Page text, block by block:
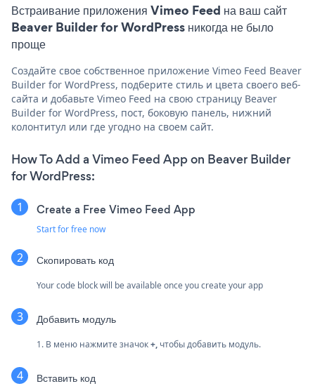
Встраивание приложения Vimeo Feed на ваш сайт
Beaver Builder for WordPress никогда не было
проще
Создайте свое собственное приложение Vimeo Feed Beaver
Builder for WordPress, подберите стиль и цвета своего веб-
сайта и добавьте Vimeo Feed на свою страницу Beaver
Builder for WordPress, пост, боковую панель, нижний
колонтитул или где угодно на своем сайт.
How To Add a Vimeo Feed App on Beaver Builder
for WordPress:
Create a Free Vimeo Feed App
Start for free now
Скопировать код
Your code block will be available once you create your app
Добавить модуль
1. В меню нажмите значок+, чтобы добавить модуль.
Вставить код